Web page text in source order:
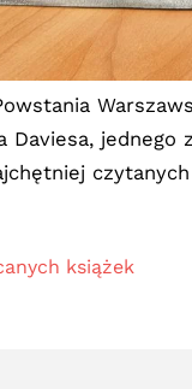
Daviesa, jednego
książek